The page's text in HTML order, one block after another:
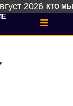
2026 КТО МЫ